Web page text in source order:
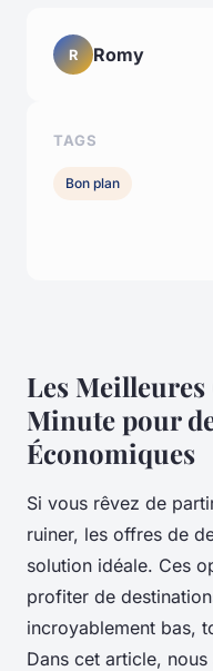
Les
Minute pour
Économiques
Si vous rêvez de
ruiner, les offres de
solution idéale. Ces
profiter de
incroyablement bas,
Dans cet article,
R Romy
TAGS
Bon plan